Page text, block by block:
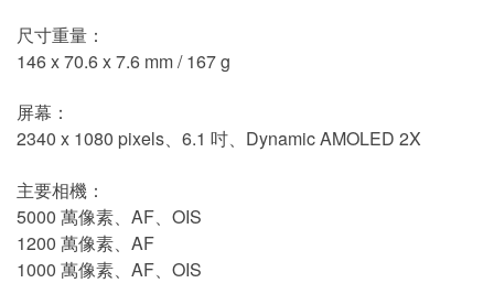
尺寸重量：
146 x 70.6 x 7.6 mm / 167 g
屏幕：
2340 x 1080 pixels、6.1 吋、Dynamic AMOLED 2X
主要相機：
5000 萬像素、AF、OIS
1200 萬像素、AF
1000 萬像素、AF、OIS